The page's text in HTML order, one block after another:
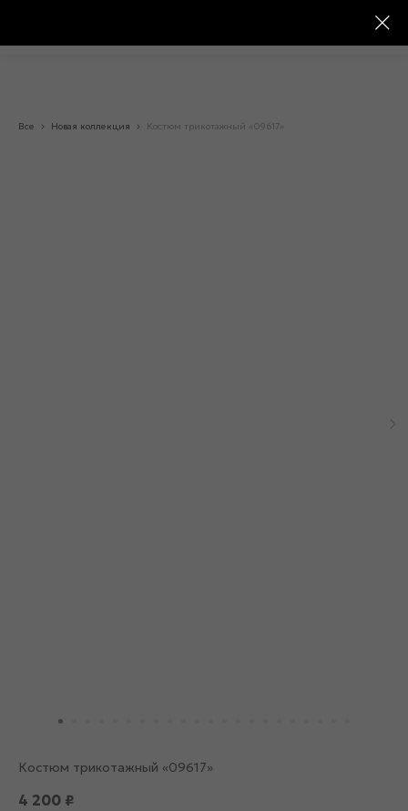
Все Новая коллекция Костюм трикотажный «09617»
Костюм трикотажный «09617»
4 200 ₽